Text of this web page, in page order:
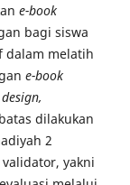
e-book
bagi siswa
dalam melatih
e-book
dilakukan
2
yakni